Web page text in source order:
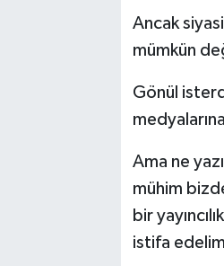
Ancak
mümkün
Gönül
Ama ne
mühim
bir
istifa